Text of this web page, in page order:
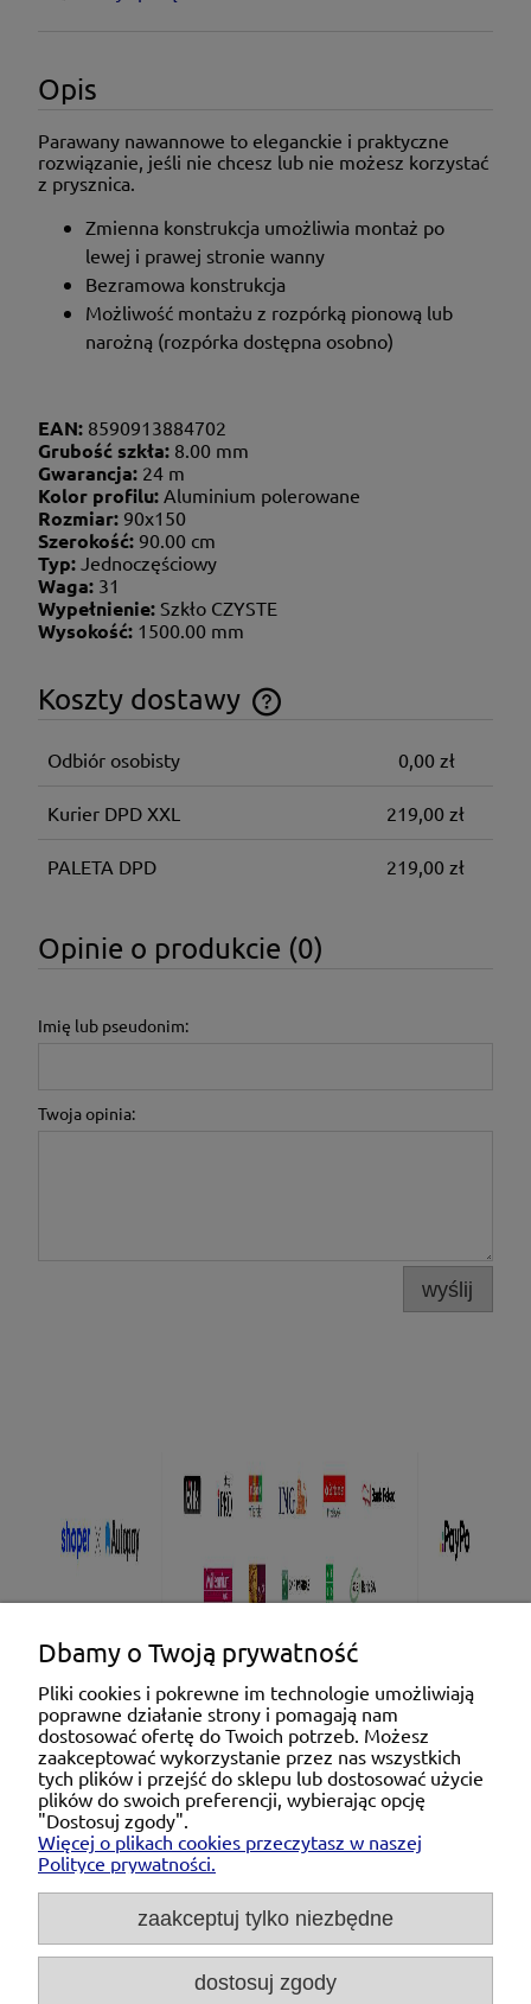
Opis
Parawany nawannowe to eleganckie i praktyczne
rozwiązanie, jeśli nie chcesz lub nie możesz korzystać
z prysznica.
Zmienna konstrukcja umożliwia montaż po
lewej i prawej stronie wanny
Bezramowa konstrukcja
Możliwość montażu z rozpórką pionową lub
narożną (rozpórka dostępna osobno)
EAN: 8590913884702
Grubość szkła: 8.00 mm
Gwarancja: 24 m
Kolor profilu: Aluminium polerowane
Rozmiar: 90x150
Szerokość: 90.00 cm
Typ: Jednoczęściowy
Waga: 31
Wypełnienie: Szkło CZYSTE
Wysokość: 1500.00 mm
Koszty dostawy
Cena nie zawiera ewentualnych kosztów płatności
Odbiór osobisty 0,00 zł
Kurier DPD XXL 219,00 zł
PALETA DPD 219,00 zł
Opinie o produkcie (0)
Imię lub pseudonim:
Twoja opinia:
wyślij
Pomoc
Moje konto
Płatności i dostawa
O nas
Michał Niedźwiecki Dobra Armatura, ul. Krakowska
Dbamy o Twoją prywatność
Pliki cookies i pokrewne im technologie umożliwiają
poprawne działanie strony i pomagają nam
dostosować ofertę do Twoich potrzeb. Możesz
zaakceptować wykorzystanie przez nas wszystkich
tych plików i przejść do sklepu lub dostosować użycie
plików do swoich preferencji, wybierając opcję
"Dostosuj zgody".
Więcej o plikach cookies przeczytasz w naszej
Polityce prywatności.
zaakceptuj tylko niezbędne
dostosuj zgody